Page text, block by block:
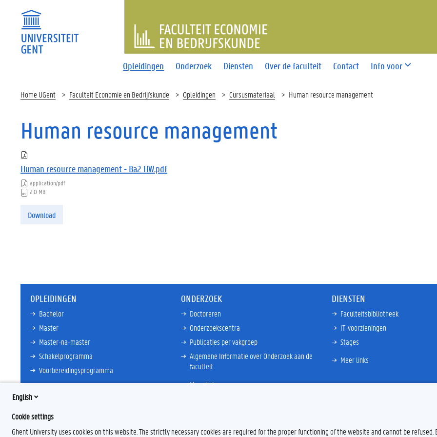
Opleidingen Onderzoek Diensten Over de faculteit Contact Info voor
FACULTEIT ECONOMIE EN
Home UGent Faculteit Economie en Bedrijfskunde Opleidingen Cursusmateriaal Human resource management
Human resource management
Human resource management - Ba2 HW.pdf
application/pdf
2.0 MB
Download
OPLEIDINGEN
Bachelor
Master
Master-na-master
Schakelprogramma
Voorbereidingsprogramma
ONDERZOEK
Doctoreren
Onderzoekscentra
Publicaties per vakgroep
Algemene Informatie over Onderzoek aan de
faculteit
Meer links
DIENSTEN
Faculteitsbibliotheek
IT-voorzieningen
Stages
Meer links
English
Cookie settings
Ghent University uses cookies on this website. The strictly necessary cookies are required for the proper functioning of the website and cannot be refused.